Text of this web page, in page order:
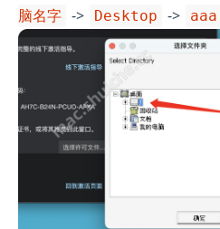
脑名字 -> Desktop -> aaa